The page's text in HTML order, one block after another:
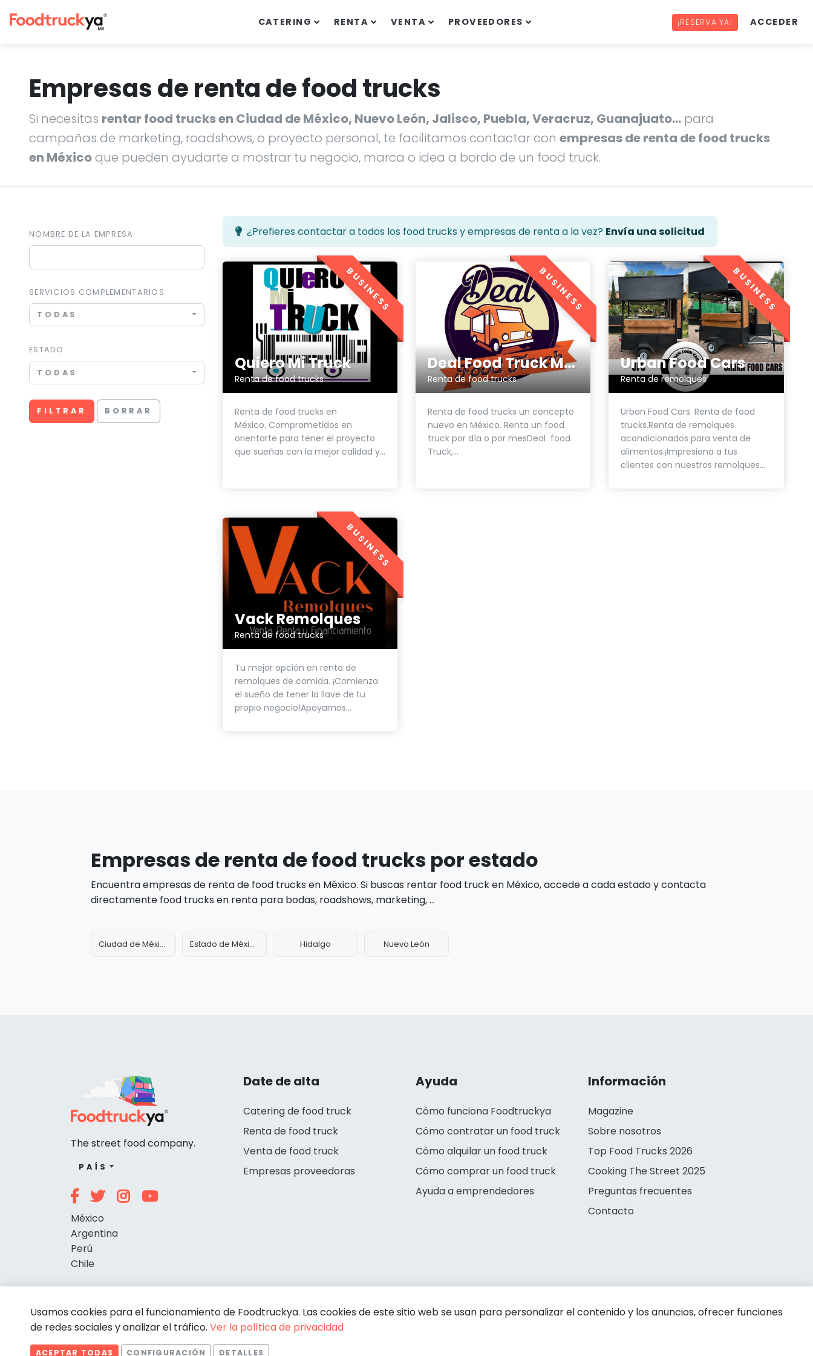
CATERING RENTA VENTA PROVEEDORES ¡RESERVA YA! ACCEDER
Empresas de renta de food trucks
Si necesitas rentar food trucks en Ciudad de México, Nuevo León, Jalisco, Puebla, Veracruz, Guanajuato… para
campañas de marketing, roadshows, o proyecto personal, te facilitamos contactar con empresas de renta de food trucks
en Méxicoque pueden ayudarte a mostrar tu negocio, marca o idea a bordo de un food truck.
NOMBRE DE LA EMPRESA
SERVICIOS COMPLEMENTARIOS
TODAS
ESTADO
TODAS
FILTRAR BORRAR
¿Prefieres contactar a todos los food trucks y empresas de renta a la vez? Envía una solicitud
Quiero Mi Truck
Renta de food trucks
Renta de food trucks en
México. Comprometidos en
orientarte para tener el proyecto
que sueñas con la mejor calidad y...
BUSINESS
Deal Food Truck México
Renta de food trucks
Renta de food trucks un concepto
nuevo en México. Renta un food
truck por día o por mesDeal food
Truck,...
BUSINESS
Urban Food Cars
Renta de remolques
Urban Food Cars. Renta de food
trucks.Renta de remolques
acondicionados para venta de
alimentos.¡Impresiona a tus
clientes con nuestros remolques...
BUSINESS
Vack Remolques
Renta de food trucks
Tu mejor opción en renta de
remolques de comida. ¡Comienza
el sueño de tener la llave de tu
propio negocio!Apoyamos...
BUSINESS
Empresas de renta de food trucks por estado
Encuentra empresas de renta de food trucks en México. Si buscas rentar food truck en México, accede a cada estado y contacta
directamente food trucks en renta para bodas, roadshows, marketing, ...
Ciudad de México Estado de México Hidalgo Nuevo León
Date de alta
Catering de food truck
Renta de food truck
Venta de food truck
Empresas proveedoras
Ayuda
Cómo funciona Foodtruckya
Cómo contratar un food truck
Cómo alquilar un food truck
Cómo comprar un food truck
Ayuda a emprendedores
Información
Magazine
Sobre nosotros
Top Food Trucks 2026
Cooking The Street 2025
Preguntas frecuentes
Contacto
The street food company.
PAÍS
México
Argentina
Perú
Chile
Usamos cookies para el funcionamiento de Foodtruckya. Las cookies de este sitio web se usan para personalizar el contenido y los anuncios, ofrecer funciones
de redes sociales y analizar el tráfico. Ver la política de privacidad
ACEPTAR TODAS CONFIGURACIÓN DETALLES